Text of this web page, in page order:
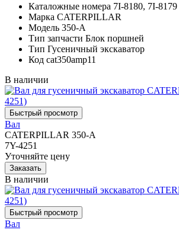
Каталожные номера 7I-8180, 7I-8179
Марка CATERPILLAR
Модель 350-A
Тип запчасти Блок поршней
Тип Гусеничный экскаватор
Код cat350amp11
В наличии
Вал
CATERPILLAR 350-A
7Y-4251
Уточняйте цену
В наличии
Вал